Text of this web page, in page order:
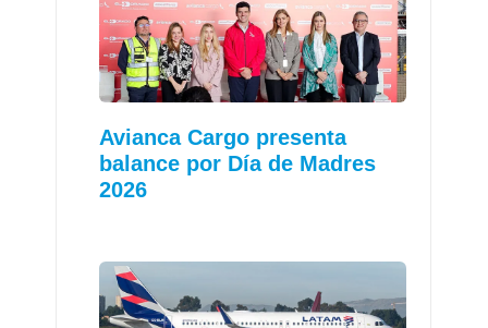
Avianca Cargo presenta
balance por Día de Madres
2026